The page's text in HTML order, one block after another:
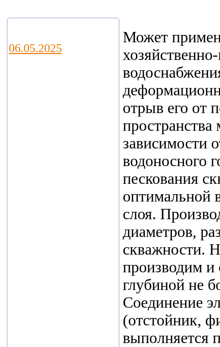
06.05.2025
Может
отрыв его от
зависимости
водоносного
пескования
оптимальной
слоя.
диаметров,
скважности.
производим и
глубиной не
Соединение
(отстойник,
выполняется